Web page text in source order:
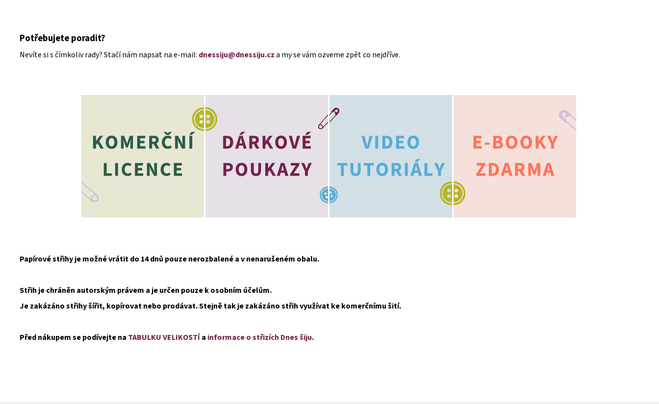
Potřebujete poradit?
Nevíte si s čímkoliv rady? Stačí nám napsat na e-mail: dnessiju@dnessiju.cza my se vám ozveme zpět co nejdříve.
Papírové střihy je možné vrátit do 14 dnů pouze nerozbalené a v nenarušeném obalu.
Střih je chráněn autorským právem a je určen pouze k osobním účelům.
Je zakázáno střihy šířit, kopírovat nebo prodávat. Stejně tak je zakázáno střih využívat ke komerčnímu šití.
Před nákupem se podívejte na TABULKU VELIKOSTÍa informace o střizích Dnes šiju.